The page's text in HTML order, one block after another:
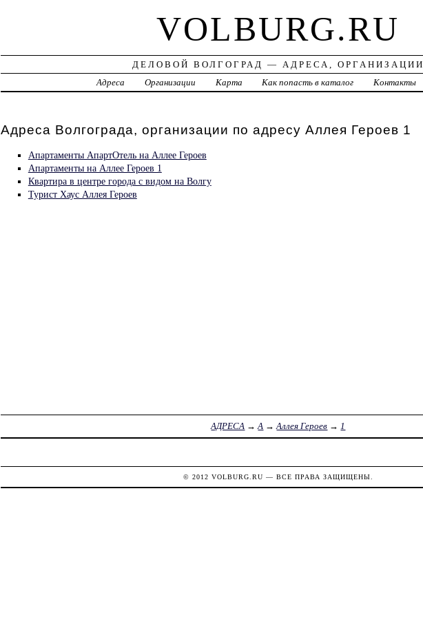
VOLBURG.RU
ДЕЛОВОЙ ВОЛГОГРАД — АДРЕСА, ОРГАНИЗАЦИИ
Адреса
Организации Карта Как попасть в каталог Контакты
Адреса Волгограда, организации по адресу Аллея Героев 1
Апартаменты АпартОтель на Аллее Героев
Апартаменты на Аллее Героев 1
Квартира в центре города с видом на Волгу
Турист Хаус Аллея Героев
АДРЕСА →А →Аллея Героев →1
© 2012 VOLBURG.RU — ВСЕ ПРАВА ЗАЩИЩЕНЫ.